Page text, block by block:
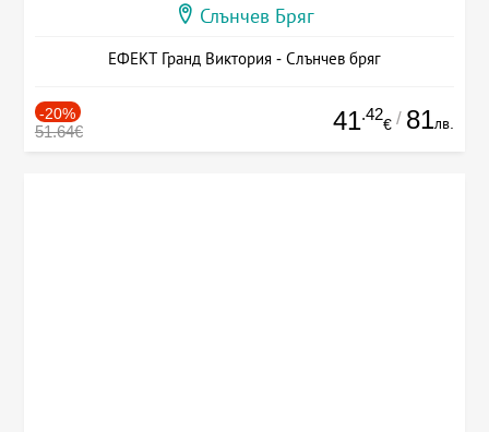
Слънчев Бряг
ЕФЕКТ Гранд Виктория - Слънчев бряг
-20%
51.64€ 41.42
€ / 81лв.